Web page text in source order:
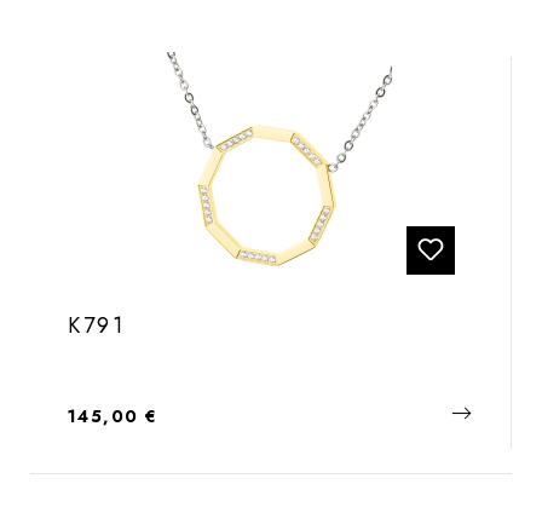
K791
Regulärer Preis:
145,00 €